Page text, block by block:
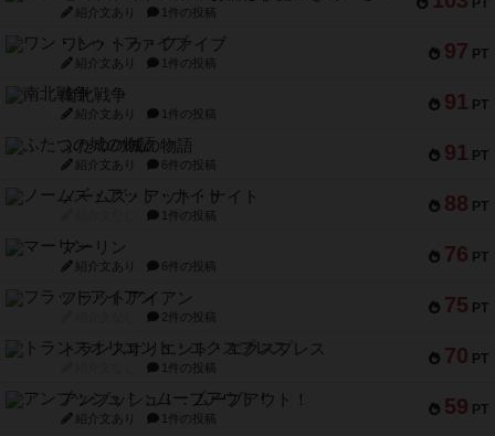
PT
紹介文あり 1件の投稿
97 PT
ワン・トゥ・ファイブ
紹介文あり 1件の投稿
91 PT
南北戦争
紹介文あり 1件の投稿
91 PT
ふたつの城の物語
紹介文あり 6件の投稿
88 PT
ノームズ・アット・ナイト
1件の投稿
76 PT
マーリン
紹介文あり 6件の投稿
75 PT
フラットアイアン
2件の投稿
70 PT
トランスオリエント・エクスプレス
1件の投稿
59 PT
アンブッシュ！：ムーブアウト！
紹介文あり 1件の投稿